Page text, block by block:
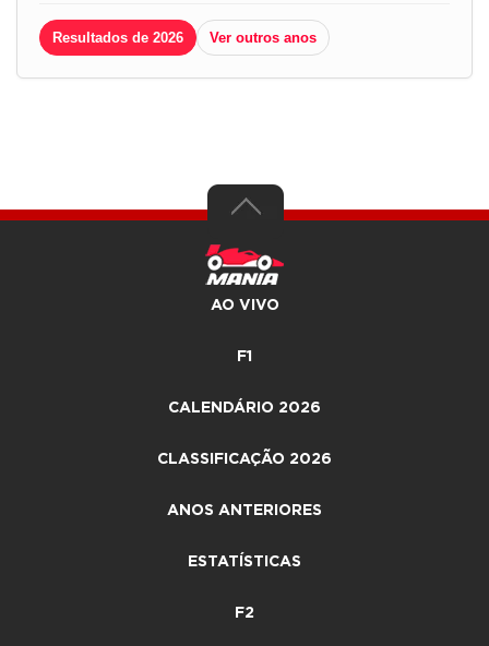
Resultados de 2026 Ver outros anos
AO VIVO
F1
CALENDÁRIO 2026
CLASSIFICAÇÃO 2026
ANOS ANTERIORES
ESTATÍSTICAS
F2